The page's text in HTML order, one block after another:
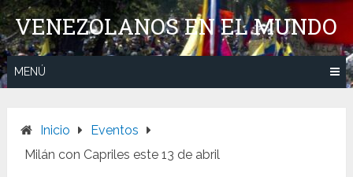
Saltar
al
contenido
VENEZOLANOS EN EL MUNDO
MENÚ
Inicio
Eventos
Milán con Capriles este 13 de abril